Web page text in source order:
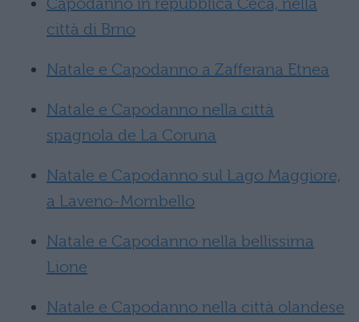
città di Brno
Natale e Capodanno a Zafferana Etnea
Natale e Capodanno nella città
spagnola de La Coruna
Natale e Capodanno sul Lago Maggiore,
a Laveno-Mombello
Natale e Capodanno nella bellissima
Lione
Natale e Capodanno nella città olandese